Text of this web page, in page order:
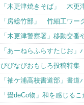
「木更津焼きそば」 木更
「房総竹部」 竹細工ワー
「木更津警察署」移動交番
「あーねらふらすたじお
びびなびおもしろ投稿特集
「袖ケ浦高校書道部」書
「畳deCo物」和を感じる